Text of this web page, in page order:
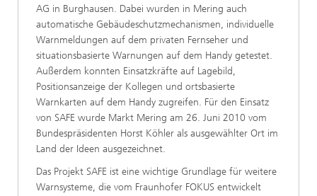
AG in Burghausen. Dabei wurden in Mering auch
automatische Gebäudeschutzmechanismen, individuelle
Warnmeldungen auf dem privaten Fernseher und
situationsbasierte Warnungen auf dem Handy getestet.
Außerdem konnten Einsatzkräfte auf Lagebild,
Positionsanzeige der Kollegen und ortsbasierte
Warnkarten auf dem Handy zugreifen. Für den Einsatz
von SAFE wurde Markt Mering am 26. Juni 2010 vom
Bundespräsidenten Horst Köhler als ausgewählter Ort im
Land der Ideen ausgezeichnet.
Das Projekt SAFE ist eine wichtige Grundlage für weitere
Warnsysteme, die vom Fraunhofer FOKUS entwickelt